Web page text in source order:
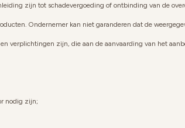
zijn tot schadevergoeding of ontbinding van de
Ondernemer kan niet garanderen dat de
verplichtingen zijn, die aan de aanvaarding van het
nodig zijn;
WANT ACCESS
EXCLUSIVE